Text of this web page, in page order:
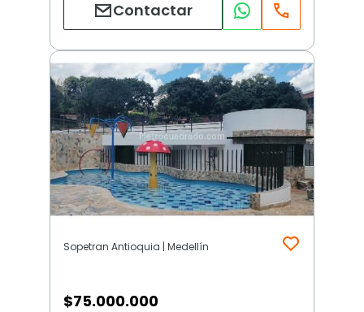
Contactar
Sopetran Antioquia | Medellín
$75.000.000